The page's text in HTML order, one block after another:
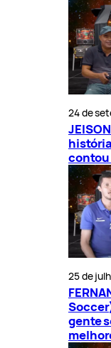
24 de
contou
25 de
gente